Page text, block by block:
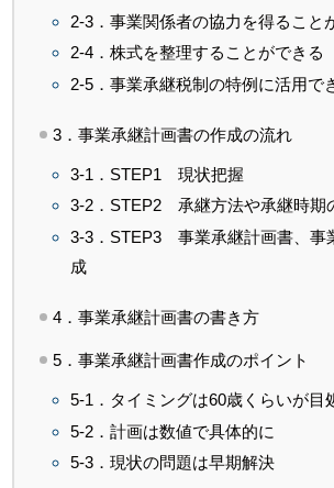
2-3．事業関係者の協力を得ること
2-4．株式を整理することができる
2-5．事業承継税制の特例に活用で
3．事業承継計画書の作成の流れ
3-1．STEP1 現状把握
3-2．STEP2 承継方法や承継時期
3-3．STEP3 事業承継計画書、事
成
4．事業承継計画書の書き方
5．事業承継計画書作成のポイント
5-1．タイミングは60歳くらいが目
5-2．計画は数値で具体的に
5-3．現状の問題は早期解決